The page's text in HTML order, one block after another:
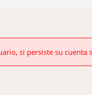
si persiste su cuenta